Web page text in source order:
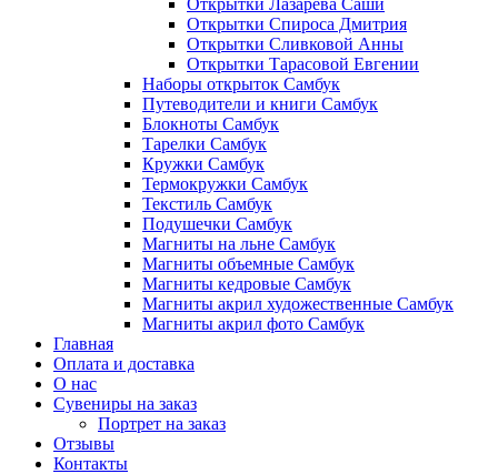
Открытки Лазарева Саши
Открытки Спироса Дмитрия
Открытки Сливковой Анны
Открытки Тарасовой Евгении
Наборы открыток Самбук
Путеводители и книги Самбук
Блокноты Самбук
Тарелки Самбук
Кружки Самбук
Термокружки Самбук
Текстиль Самбук
Подушечки Самбук
Магниты на льне Самбук
Магниты объемные Самбук
Магниты кедровые Самбук
Магниты акрил художественные Самбук
Магниты акрил фото Самбук
Главная
Оплата и доставка
О нас
Сувениры на заказ
Портрет на заказ
Отзывы
Контакты